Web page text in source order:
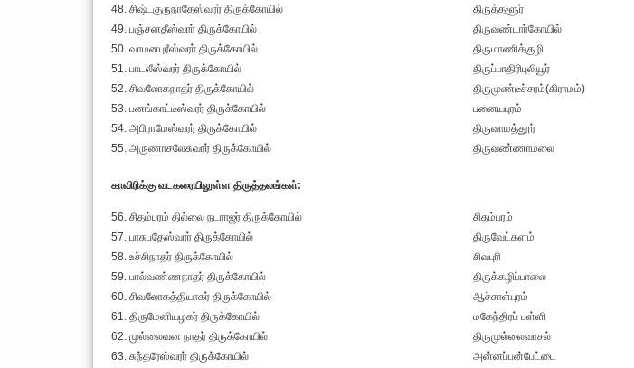
48. சிஷ்டகுருநாதேஸ்வரர் திருக்கோயில்
திருத்தளூர்
49. பஞ்சனதீஸ்வரர் திருக்கோயில்
திருவண்டார்கோயில்
50. வாமனபுரீஸ்வரர் திருக்கோயில்
திருமாணிக்குழி
51. பாடலீஸ்வரர் திருக்கோயில்
திருப்பாதிரிபுலியூர்
52. சிவலோகநாதர் திருக்கோயில்
திருமுண்டீச்சரம்(கிராமம்)
53. பனங்காட்டீஸ்வரர் திருக்கோயில்
பனையபுரம்
54. அபிராமேஸ்வரர் திருக்கோயில்
திருவாமத்தூர்
55. அருணாசலேசுவரர் திருக்கோயில்
திருவண்ணாமலை
காவிரிக்கு வடகரையிலுள்ள திருத்தலங்கள்:
56. சிதம்பரம் தில்லை நடராஜர் திருக்கோயில் சிதம்பரம்
57. பாசுபதேஸ்வரர் திருக்கோயில்
திருவேட்களம்
58. உச்சிநாதர் திருக்கோயில்
சிவபுரி
59. பால்வண்ணநாதர் திருக்கோயில்
திருக்கழிப்பாலை
60. சிவலோகத்தியாகர் திருக்கோயில்
ஆச்சாள்புரம்
61. திருமேனியழகர் திருக்கோயில்
மகேந்திரப் பள்ளி
62. முல்லைவன நாதர் திருக்கோயில்
திருமுல்லைவாசல்
63. சுந்தரேஸ்வரர் திருக்கோயில்
அன்னப்பன்பேட்டை